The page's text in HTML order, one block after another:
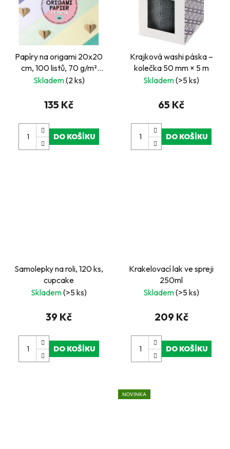
Papíry na origami 20x20
cm, 100 listů, 70 g/m²
PASTEL
Skladem(2 ks)
135 Kč
DO KOŠÍKU
Krajková washi páska –
kolečka 50 mm × 5 m
Skladem(>5 ks)
65 Kč
DO KOŠÍKU
Samolepky na roli, 120 ks,
cupcake
Skladem(>5 ks)
39 Kč
DO KOŠÍKU
Krakelovací lak ve spreji
250ml
Skladem(>5 ks)
209 Kč
DO KOŠÍKU
NOVINKA